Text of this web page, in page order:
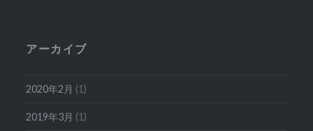
アーカイブ
2020年2月 (1)
2019年3月 (1)